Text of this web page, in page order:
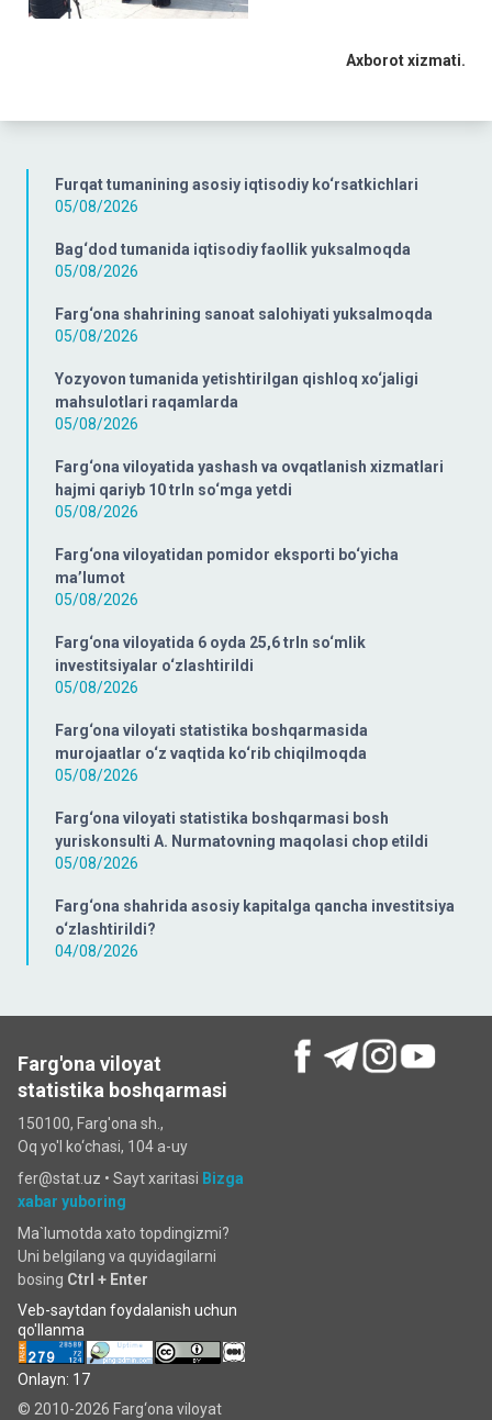
Furqat tumanining asosiy iqtisodiy ko‘rsatkichlari
05/08/2026
Bag‘dod tumanida iqtisodiy faollik yuksalmoqda
05/08/2026
Farg‘ona shahrining sanoat salohiyati yuksalmoqda
05/08/2026
Yozyovon tumanida yetishtirilgan qishloq xo‘jaligi
mahsulotlari raqamlarda
05/08/2026
Farg‘ona viloyatida yashash va ovqatlanish xizmatlari
hajmi qariyb 10 trln so‘mga yetdi
05/08/2026
Farg‘ona viloyatidan pomidor eksporti bo‘yicha
ma’lumot
05/08/2026
Farg‘ona viloyatida 6 oyda 25,6 trln so‘mlik
investitsiyalar o‘zlashtirildi
05/08/2026
Farg‘ona viloyati statistika boshqarmasida
murojaatlar o‘z vaqtida ko‘rib chiqilmoqda
05/08/2026
Farg‘ona viloyati statistika boshqarmasi bosh
yuriskonsulti A. Nurmatovning maqolasi chop etildi
05/08/2026
Farg‘ona shahrida asosiy kapitalga qancha investitsiya
o‘zlashtirildi?
04/08/2026
Axborot xizmati.
Farg'ona viloyat
statistika boshqarmasi
150100, Farg'ona sh.,
Oq yo'l ko‘chаsi, 104 a-uy
fer@stat.uz • Sayt xaritasi Bizga
xabar yuboring
Ma`lumotda xato topdingizmi?
Uni belgilang va quyidagilarni
bosing Ctrl + Enter
Veb-saytdan foydalanish uchun
qo'llanma
Onlayn: 17
© 2010-2026 Farg‘ona viloyat